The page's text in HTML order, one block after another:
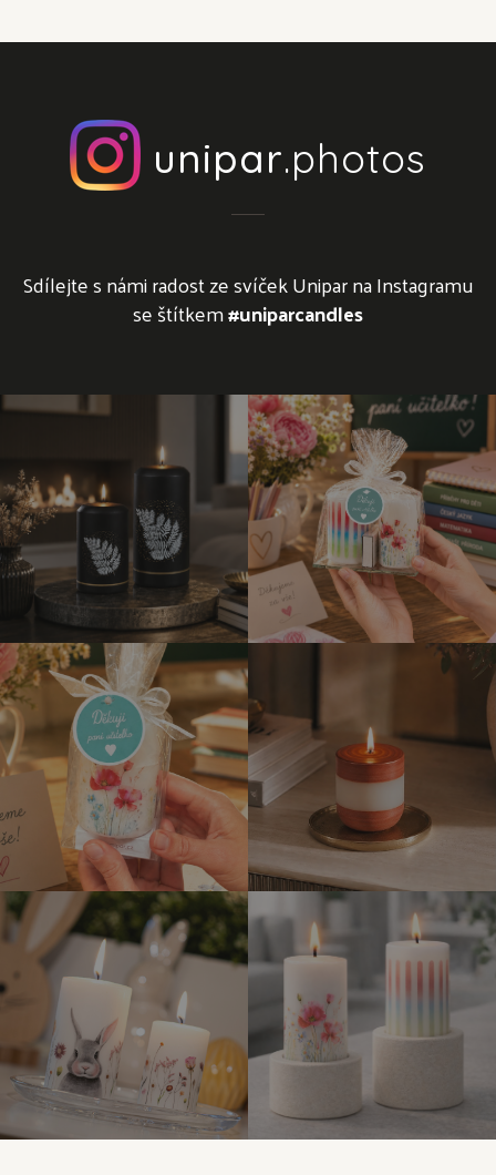
unipar.photos
Sdílejte s námi radost ze svíček Unipar na Instagramu
se štítkem#uniparcandles